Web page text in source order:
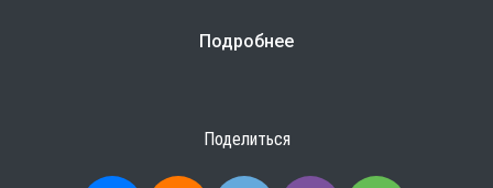
Подробнее
Поделиться